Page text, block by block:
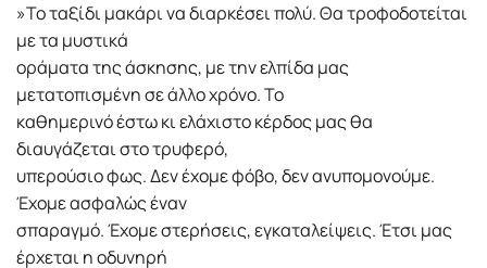
»Το ταξίδι μακάρι να διαρκέσει πολύ. Θα τροφοδοτείται
με τα μυστικά
οράματα της άσκησης, με την ελπίδα μας
μετατοπισμένη σε άλλο χρόνο. Το
καθημερινό έστω κι ελάχιστο κέρδος μας θα
διαυγάζεται στο τρυφερό,
υπερούσιο φως. Δεν έχομε φόβο, δεν ανυπομονούμε.
Έχομε ασφαλώς έναν
σπαραγμό. Έχομε στερήσεις, εγκαταλείψεις. Έτσι μας
έρχεται η οδυνηρή